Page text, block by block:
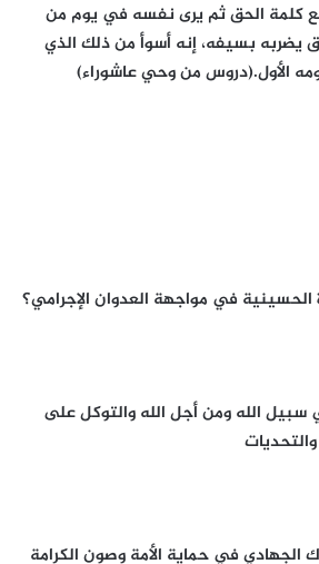
كلمة الحق ثم يرى نفسه في يوم من
يضربه بسيفه، إنه أسوأ من ذلك الذي
الأول.(دروس من وحي عاشوراء)
في مواجهة العدوان الإجرامي؟
سبيل الله ومن أجل الله والتوكل على
الجهادي في حماية الأمة وصون الكرامة